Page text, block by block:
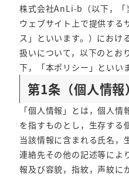
株式会社AnLi-b（以下，「
ウェブサイト上で提供する
ス」といいます。）におけ
扱いについて，以下のとお
下，「本ポリシー」といい
第1条（個人情報）
「個人情報」とは，個人情
を指すものとし，生存する
当該情報に含まれる氏名，
連絡先その他の記述等によ
報及び容貌，指紋，声紋に